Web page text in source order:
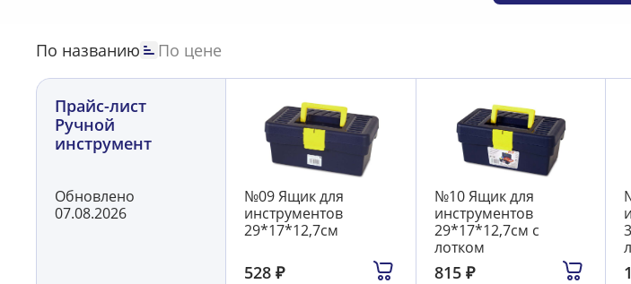
По названию По цене
Прайс-лист
Ручной
инструмент
Обновлено
07.08.2026
№09 Ящик для
инструментов
29*17*12,7см
528₽
№10 Ящик для
инструментов
29*17*12,7см с
лотком
815 ₽